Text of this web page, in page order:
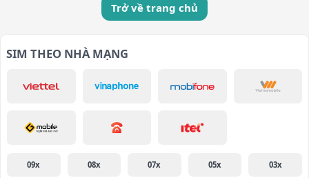
Trở về trang chủ
SIM THEO NHÀ MẠNG
09x 08x 07x 05x 03x